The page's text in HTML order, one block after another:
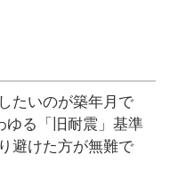
たいのが築年月で
ゆる「旧耐震」基準
避けた方が無難で